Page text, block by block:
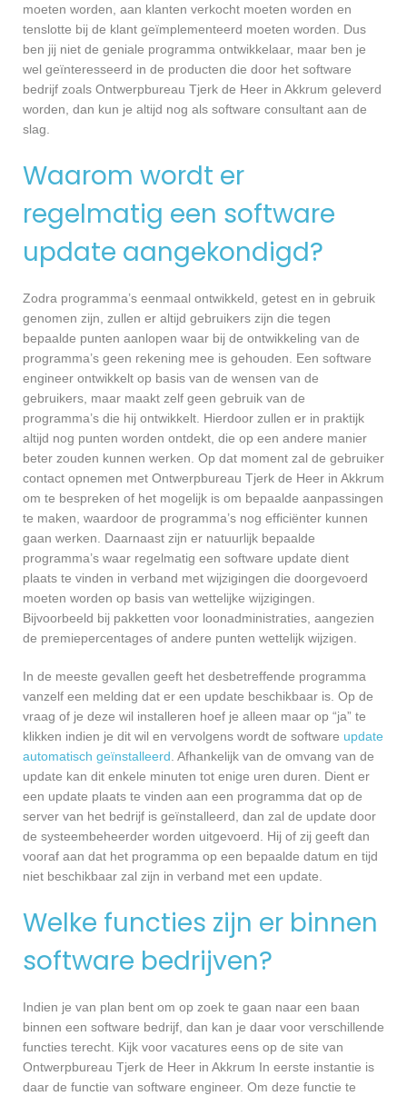
moeten worden, aan klanten verkocht moeten worden en
tenslotte bij de klant geïmplementeerd moeten worden. Dus
ben jij niet de geniale programma ontwikkelaar, maar ben je
wel geïnteresseerd in de producten die door het software
bedrijf zoals Ontwerpbureau Tjerk de Heer in Akkrum geleverd
worden, dan kun je altijd nog als software consultant aan de
slag.
Waarom wordt er
regelmatig een software
update aangekondigd?
Zodra programma’s eenmaal ontwikkeld, getest en in gebruik
genomen zijn, zullen er altijd gebruikers zijn die tegen
bepaalde punten aanlopen waar bij de ontwikkeling van de
programma’s geen rekening mee is gehouden. Een software
engineer ontwikkelt op basis van de wensen van de
gebruikers, maar maakt zelf geen gebruik van de
programma’s die hij ontwikkelt. Hierdoor zullen er in praktijk
altijd nog punten worden ontdekt, die op een andere manier
beter zouden kunnen werken. Op dat moment zal de gebruiker
contact opnemen met Ontwerpbureau Tjerk de Heer in Akkrum
om te bespreken of het mogelijk is om bepaalde aanpassingen
te maken, waardoor de programma’s nog efficiënter kunnen
gaan werken. Daarnaast zijn er natuurlijk bepaalde
programma’s waar regelmatig een software update dient
plaats te vinden in verband met wijzigingen die doorgevoerd
moeten worden op basis van wettelijke wijzigingen.
Bijvoorbeeld bij pakketten voor loonadministraties, aangezien
de premiepercentages of andere punten wettelijk wijzigen.
In de meeste gevallen geeft het desbetreffende programma
vanzelf een melding dat er een update beschikbaar is. Op de
vraag of je deze wil installeren hoef je alleen maar op “ja” te
klikken indien je dit wil en vervolgens wordt de software update
automatisch geïnstalleerd . Afhankelijk van de omvang van de
update kan dit enkele minuten tot enige uren duren. Dient er
een update plaats te vinden aan een programma dat op de
server van het bedrijf is geïnstalleerd, dan zal de update door
de systeembeheerder worden uitgevoerd. Hij of zij geeft dan
vooraf aan dat het programma op een bepaalde datum en tijd
niet beschikbaar zal zijn in verband met een update.
Welke functies zijn er binnen
software bedrijven?
Indien je van plan bent om op zoek te gaan naar een baan
binnen een software bedrijf, dan kan je daar voor verschillende
functies terecht. Kijk voor vacatures eens op de site van
Ontwerpbureau Tjerk de Heer in Akkrum In eerste instantie is
daar de functie van software engineer. Om deze functie te